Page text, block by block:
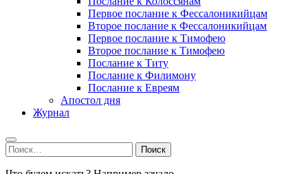
Первое послание к Фессалоникийцам
Второе послание к Фессалоникийцам
Первое послание к Тимофею
Второе послание к Тимофею
Послание к Титу
Послание к Филимону
Послание к Евреям
Апостол дня
Журнал
Найти: